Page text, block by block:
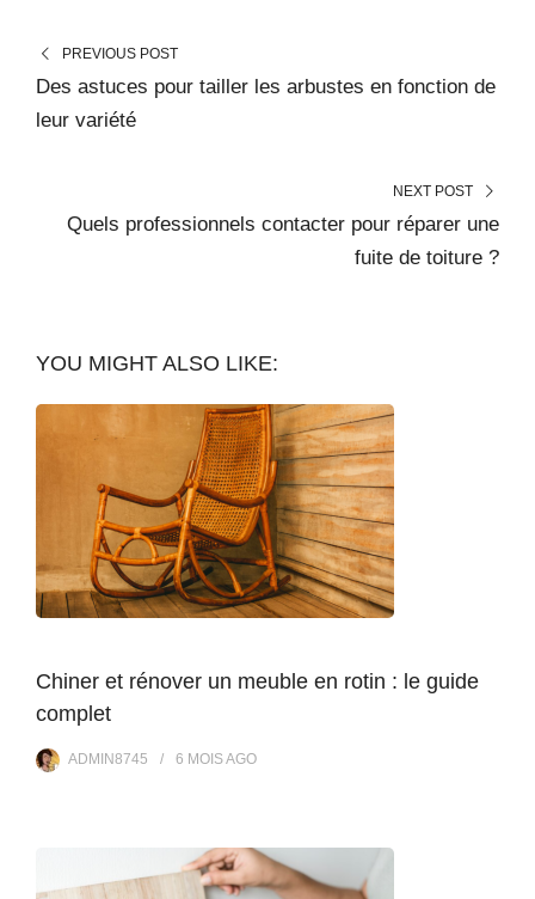
PREVIOUS POST
Des astuces pour tailler les arbustes en fonction de
leur variété
NEXT POST
Quels professionnels contacter pour réparer une
fuite de toiture ?
YOU MIGHT ALSO LIKE:
Chiner et rénover un meuble en rotin : le guide
complet
ADMIN8745 6 MOISAGO